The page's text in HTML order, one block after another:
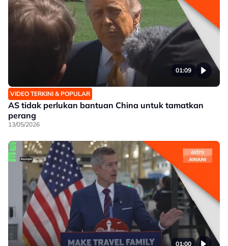
01:09
VIDEO TERKINI & POPULAR
AS tidak perlukan bantuan China untuk tamatkan
perang
13/05/2026
01:00